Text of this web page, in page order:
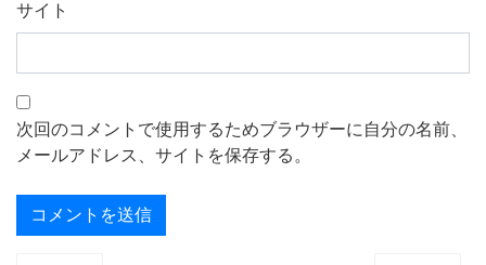
サイト
次回のコメントで使用するためブラウザーに自分の名前、
メールアドレス、サイトを保存する。